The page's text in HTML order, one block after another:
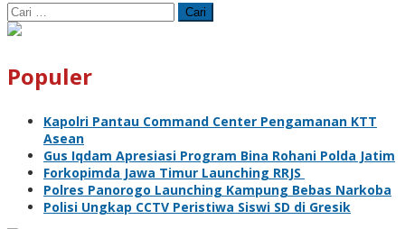
Cari
untuk:
Populer
Kapolri Pantau Command Center Pengamanan KTT
Asean
Gus Iqdam Apresiasi Program Bina Rohani Polda Jatim
Forkopimda Jawa Timur Launching RRJS
Polres Panorogo Launching Kampung Bebas Narkoba
Polisi Ungkap CCTV Peristiwa Siswi SD di Gresik